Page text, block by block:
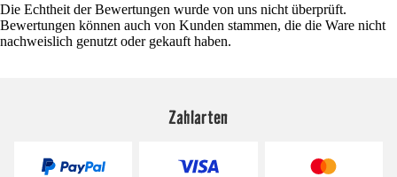
Die Echtheit der Bewertungen wurde von uns nicht überprüft.
Bewertungen können auch von Kunden stammen, die die Ware nicht
nachweislich genutzt oder gekauft haben.
Zahlarten